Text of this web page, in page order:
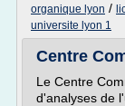
organique lyon /
universite lyon 1
Centre
Le Centre
d'analyses de